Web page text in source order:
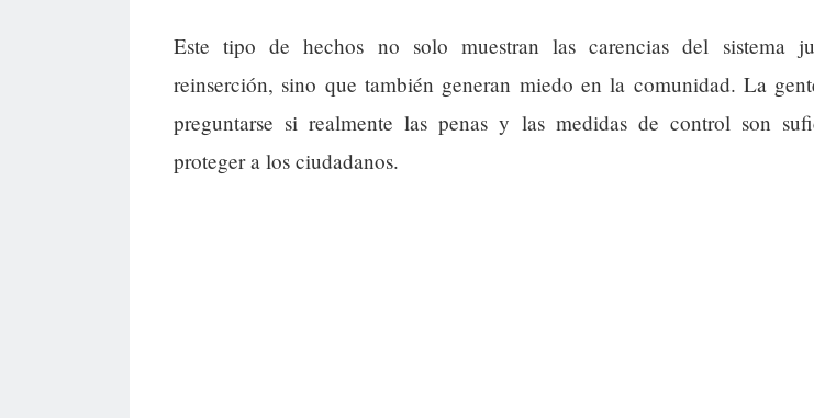
Este tipo de hechos no solo muestran las carencias del sistema
reinserción, sino que también generan miedo en la comunidad. La
preguntarse si realmente las penas y las medidas de control son
proteger a los ciudadanos.